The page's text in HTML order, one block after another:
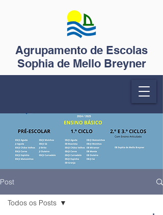
Agrupamento de Escolas
Sophia de Mello Breyner
Post
Todos os Posts